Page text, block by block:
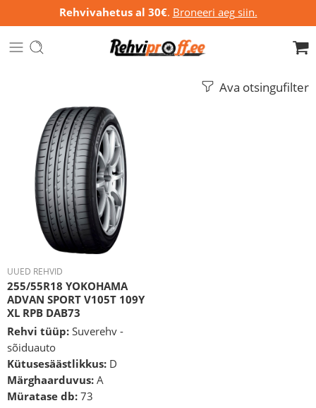
Rehvivahetus al 30€. Broneeri aeg siin.
Ava otsingufilter
UUED REHVID
255/55R18 YOKOHAMA
ADVAN SPORT V105T 109Y
XL RPB DAB73
Rehvi tüüp: Suverehv -
sõiduauto
Kütusesäästlikkus: D
Märghaarduvus: A
Müratase db: 73